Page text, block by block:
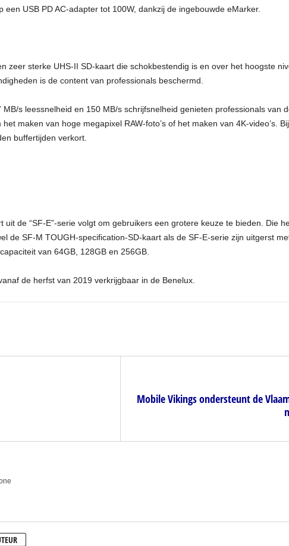
USB PD AC-adapter tot 100W, dankzij de ingebouwde eMarker.
zeer sterke UHS-II SD-kaart die schokbestendig is en over het hoogste
is de content van professionals beschermd.
s leessnelheid en 150 MB/s schrijfsnelheid genieten professionals van
maken van hoge megapixel RAW-foto’s of het maken van 4K-video’s.
buffertijden verkort.
de “SF-E”-serie volgt om gebruikers een grotere keuze te bieden. Die
de SF-M TOUGH-specification-SD-kaart als de SF-E-serie zijn uitgerst
van 64GB, 128GB en 256GB.
de herfst van 2019 verkrijgbaar in de Benelux.
Mobile Vikings ondersteunt de